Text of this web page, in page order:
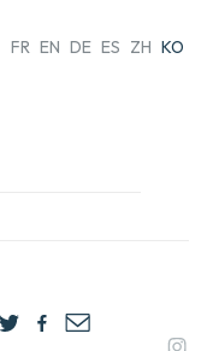
FR EN DE ES ZH KO